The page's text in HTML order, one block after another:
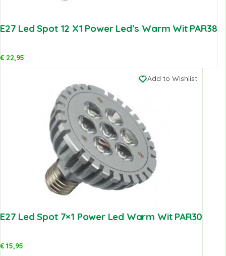
E27 Led Spot 12 X1 Power Led’s Warm Wit PAR38
€22,95
Add to Wishlist
E27 Led Spot 7×1 Power Led Warm Wit PAR30
€15,95